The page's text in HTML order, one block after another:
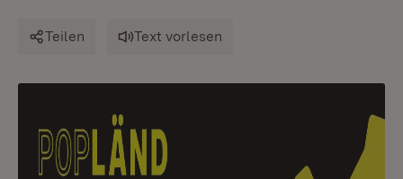
Teilen Text vorlesen